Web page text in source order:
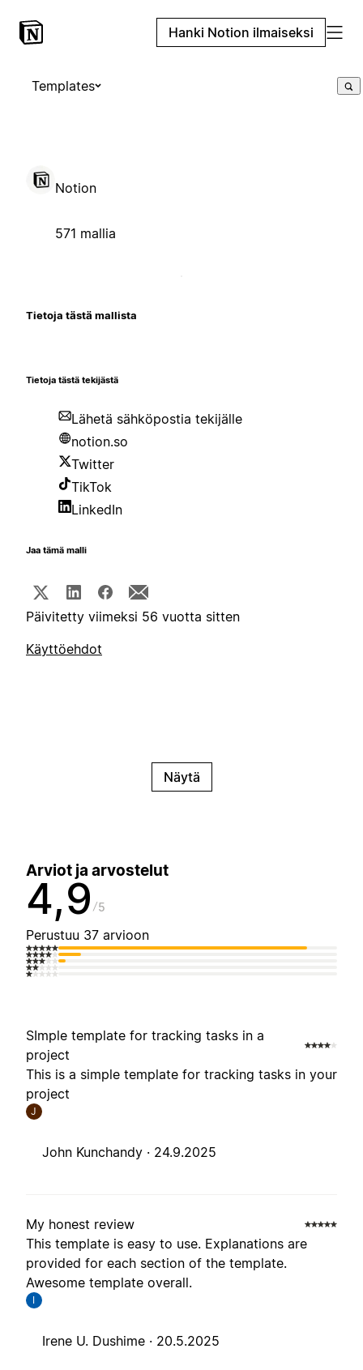
Hanki Notion ilmaiseksi
Templates
Notion
571 mallia
Tietoja tästä mallista
Tietoja tästä tekijästä
Lähetä sähköpostia tekijälle
notion.so
Twitter
TikTok
LinkedIn
Jaa tämä malli
Päivitetty viimeksi 56 vuotta sitten
Käyttöehdot
Näytä
Arviot ja arvostelut
4,9 5
Perustuu 37 arvioon
SImple template for tracking tasks in a
project
This is a simple template for tracking tasks in your
project
J
John Kunchandy · 24.9.2025
My honest review
This template is easy to use. Explanations are
provided for each section of the template.
Awesome template overall.
I
Irene U. Dushime · 20.5.2025